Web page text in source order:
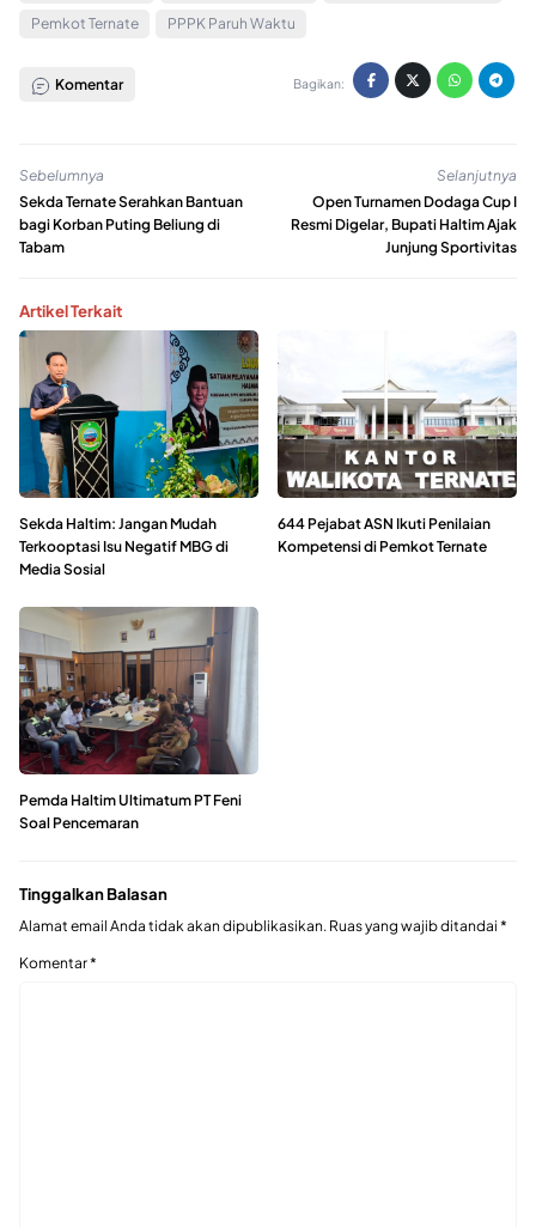
Pemkot Ternate
PPPK Paruh Waktu
Komentar Bagikan:
Sebelumnya
Sekda Ternate Serahkan Bantuan
bagi Korban Puting Beliung di
Tabam
Selanjutnya
Open Turnamen Dodaga Cup I
Resmi Digelar, Bupati Haltim Ajak
Junjung Sportivitas
Artikel Terkait
Sekda Haltim: Jangan Mudah
Terkooptasi Isu Negatif MBG di
Media Sosial
644 Pejabat ASN Ikuti Penilaian
Kompetensi di Pemkot Ternate
Pemda Haltim Ultimatum PT Feni
Soal Pencemaran
Tinggalkan Balasan
Alamat email Anda tidak akan dipublikasikan. Ruas yang wajib ditandai *
Komentar*